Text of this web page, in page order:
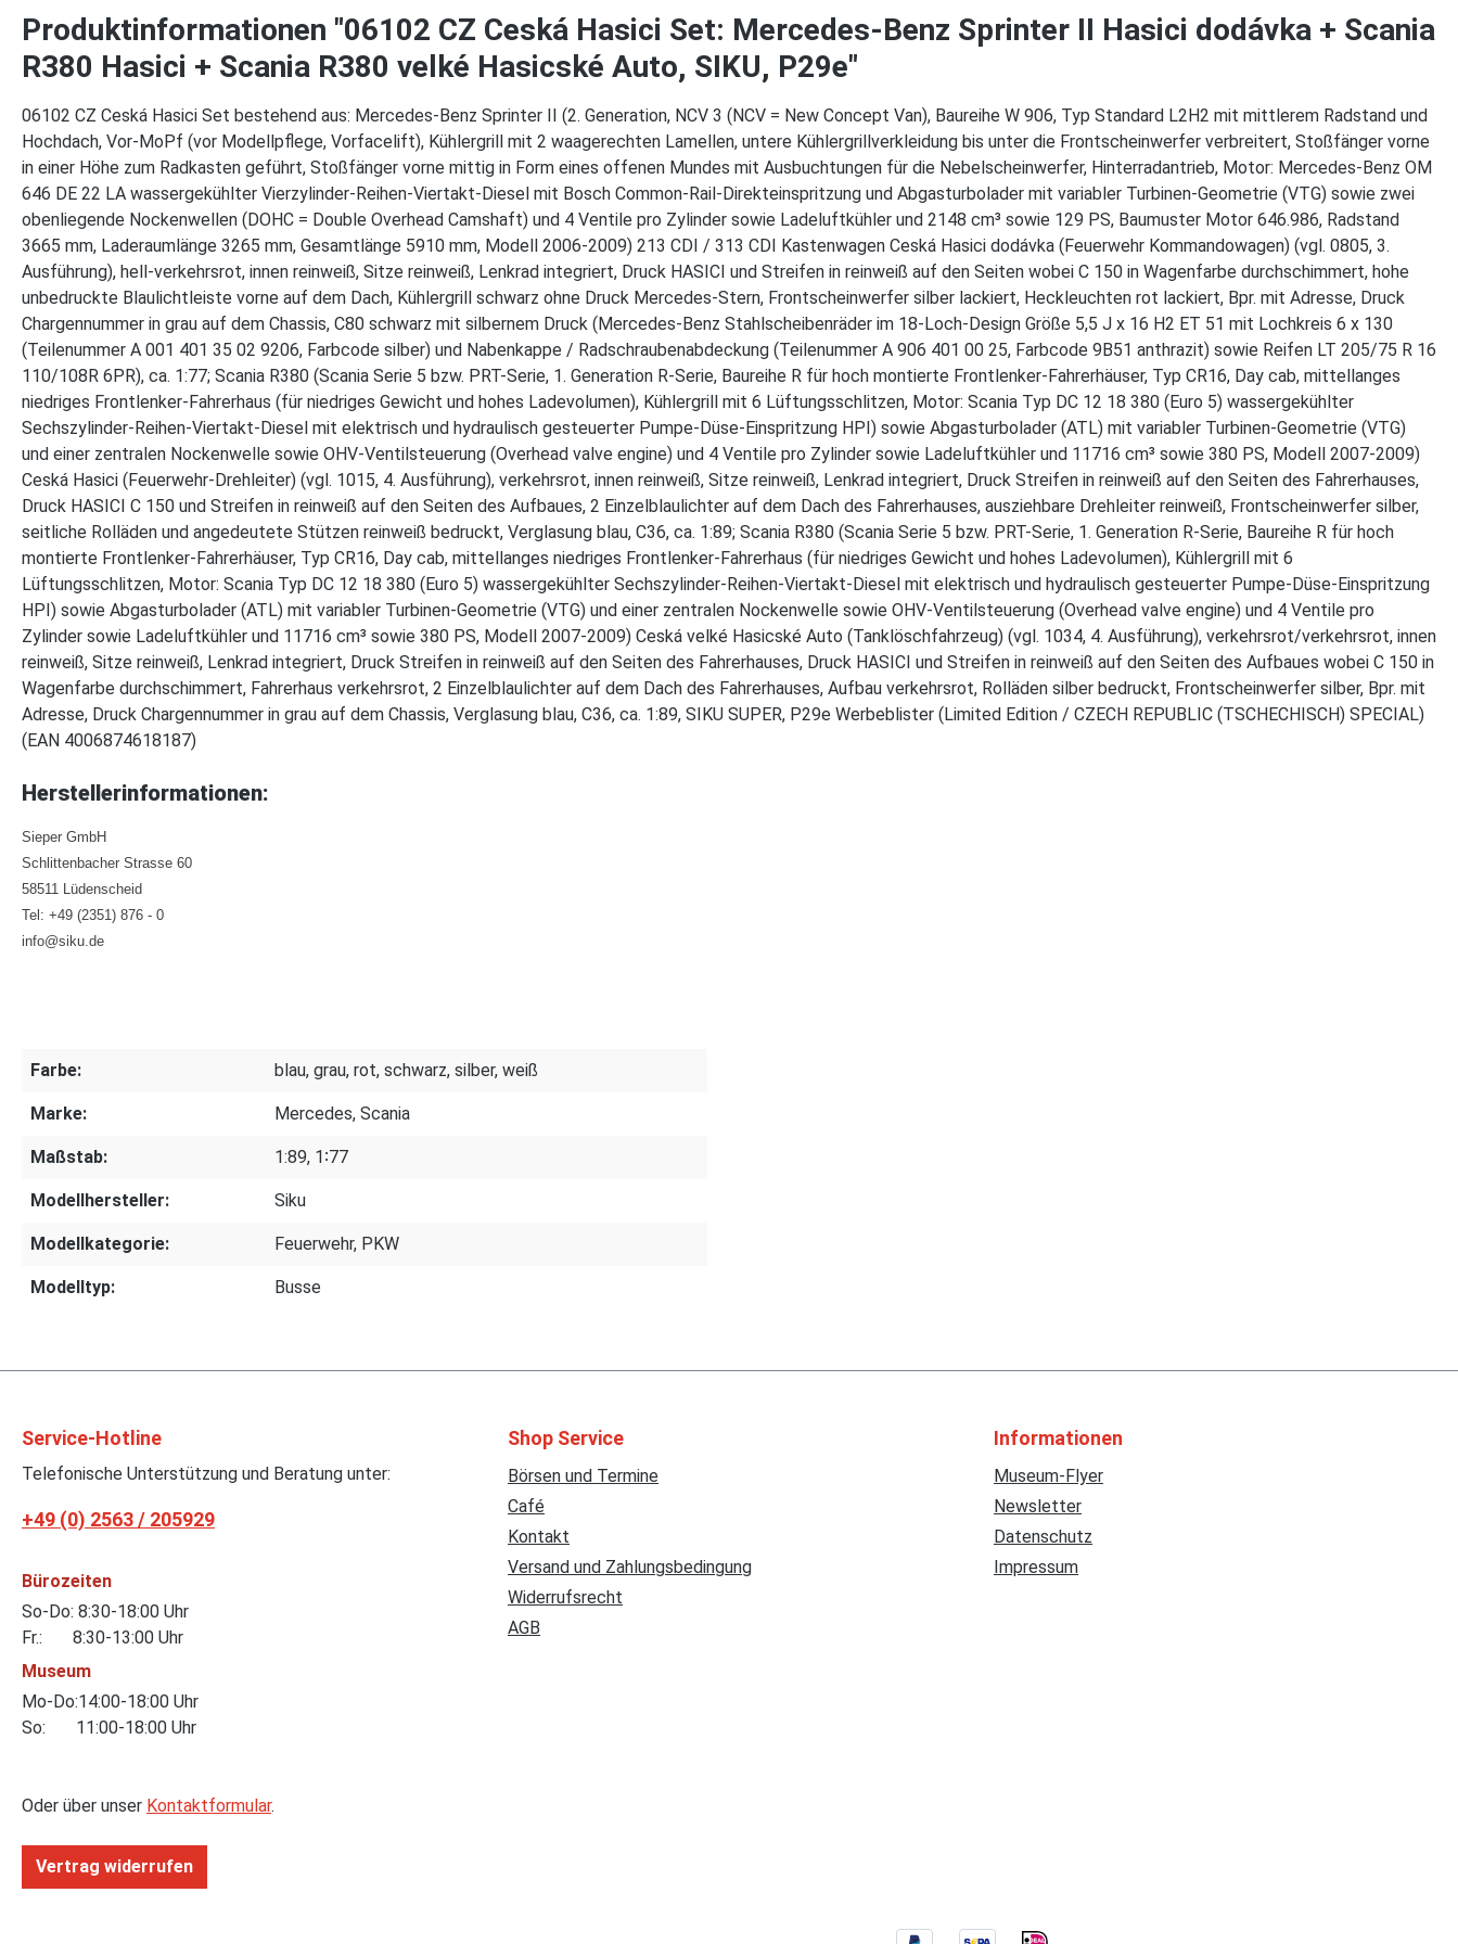
Produktinformationen "06102 CZ Ceská Hasici Set: Mercedes-Benz Sprinter II Hasici dodávka + Scania
R380 Hasici + Scania R380 velké Hasicské Auto, SIKU, P29e"
06102 CZ Ceská Hasici Set bestehend aus: Mercedes-Benz Sprinter II (2. Generation, NCV 3 (NCV = New Concept Van), Baureihe W 906, Typ Standard L2H2 mit mittlerem Radstand und
Hochdach, Vor-MoPf (vor Modellpflege, Vorfacelift), Kühlergrill mit 2 waagerechten Lamellen, untere Kühlergrillverkleidung bis unter die Frontscheinwerfer verbreitert, Stoßfänger vorne
in einer Höhe zum Radkasten geführt, Stoßfänger vorne mittig in Form eines offenen Mundes mit Ausbuchtungen für die Nebelscheinwerfer, Hinterradantrieb, Motor: Mercedes-Benz OM
646 DE 22 LA wassergekühlter Vierzylinder-Reihen-Viertakt-Diesel mit Bosch Common-Rail-Direkteinspritzung und Abgasturbolader mit variabler Turbinen-Geometrie (VTG) sowie zwei
obenliegende Nockenwellen (DOHC = Double Overhead Camshaft) und 4 Ventile pro Zylinder sowie Ladeluftkühler und 2148 cm³ sowie 129 PS, Baumuster Motor 646.986, Radstand
3665 mm, Laderaumlänge 3265 mm, Gesamtlänge 5910 mm, Modell 2006-2009) 213 CDI / 313 CDI Kastenwagen Ceská Hasici dodávka (Feuerwehr Kommandowagen) (vgl. 0805, 3.
Ausführung), hell-verkehrsrot, innen reinweiß, Sitze reinweiß, Lenkrad integriert, Druck HASICI und Streifen in reinweiß auf den Seiten wobei C 150 in Wagenfarbe durchschimmert, hohe
unbedruckte Blaulichtleiste vorne auf dem Dach, Kühlergrill schwarz ohne Druck Mercedes-Stern, Frontscheinwerfer silber lackiert, Heckleuchten rot lackiert, Bpr. mit Adresse, Druck
Chargennummer in grau auf dem Chassis, C80 schwarz mit silbernem Druck (Mercedes-Benz Stahlscheibenräder im 18-Loch-Design Größe 5,5 J x 16 H2 ET 51 mit Lochkreis 6 x 130
(Teilenummer A 001 401 35 02 9206, Farbcode silber) und Nabenkappe / Radschraubenabdeckung (Teilenummer A 906 401 00 25, Farbcode 9B51 anthrazit) sowie Reifen LT 205/75 R 16
110/108R 6PR), ca. 1:77; Scania R380 (Scania Serie 5 bzw. PRT-Serie, 1. Generation R-Serie, Baureihe R für hoch montierte Frontlenker-Fahrerhäuser, Typ CR16, Day cab, mittellanges
niedriges Frontlenker-Fahrerhaus (für niedriges Gewicht und hohes Ladevolumen), Kühlergrill mit 6 Lüftungsschlitzen, Motor: Scania Typ DC 12 18 380 (Euro 5) wassergekühlter
Sechszylinder-Reihen-Viertakt-Diesel mit elektrisch und hydraulisch gesteuerter Pumpe-Düse-Einspritzung HPI) sowie Abgasturbolader (ATL) mit variabler Turbinen-Geometrie (VTG)
und einer zentralen Nockenwelle sowie OHV-Ventilsteuerung (Overhead valve engine) und 4 Ventile pro Zylinder sowie Ladeluftkühler und 11716 cm³ sowie 380 PS, Modell 2007-2009)
Ceská Hasici (Feuerwehr-Drehleiter) (vgl. 1015, 4. Ausführung), verkehrsrot, innen reinweiß, Sitze reinweiß, Lenkrad integriert, Druck Streifen in reinweiß auf den Seiten des Fahrerhauses,
Druck HASICI C 150 und Streifen in reinweiß auf den Seiten des Aufbaues, 2 Einzelblaulichter auf dem Dach des Fahrerhauses, ausziehbare Drehleiter reinweiß, Frontscheinwerfer silber,
seitliche Rolläden und angedeutete Stützen reinweiß bedruckt, Verglasung blau, C36, ca. 1:89; Scania R380 (Scania Serie 5 bzw. PRT-Serie, 1. Generation R-Serie, Baureihe R für hoch
montierte Frontlenker-Fahrerhäuser, Typ CR16, Day cab, mittellanges niedriges Frontlenker-Fahrerhaus (für niedriges Gewicht und hohes Ladevolumen), Kühlergrill mit 6
Lüftungsschlitzen, Motor: Scania Typ DC 12 18 380 (Euro 5) wassergekühlter Sechszylinder-Reihen-Viertakt-Diesel mit elektrisch und hydraulisch gesteuerter Pumpe-Düse-Einspritzung
HPI) sowie Abgasturbolader (ATL) mit variabler Turbinen-Geometrie (VTG) und einer zentralen Nockenwelle sowie OHV-Ventilsteuerung (Overhead valve engine) und 4 Ventile pro
Zylinder sowie Ladeluftkühler und 11716 cm³ sowie 380 PS, Modell 2007-2009) Ceská velké Hasicské Auto (Tanklöschfahrzeug) (vgl. 1034, 4. Ausführung), verkehrsrot/verkehrsrot, innen
reinweiß, Sitze reinweiß, Lenkrad integriert, Druck Streifen in reinweiß auf den Seiten des Fahrerhauses, Druck HASICI und Streifen in reinweiß auf den Seiten des Aufbaues wobei C 150 in
Wagenfarbe durchschimmert, Fahrerhaus verkehrsrot, 2 Einzelblaulichter auf dem Dach des Fahrerhauses, Aufbau verkehrsrot, Rolläden silber bedruckt, Frontscheinwerfer silber, Bpr. mit
Adresse, Druck Chargennummer in grau auf dem Chassis, Verglasung blau, C36, ca. 1:89, SIKU SUPER, P29e Werbeblister (Limited Edition / CZECH REPUBLIC (TSCHECHISCH) SPECIAL)
(EAN 4006874618187)
Herstellerinformationen:
Sieper GmbH
Schlittenbacher Strasse 60
58511 Lüdenscheid
Tel: +49 (2351) 876 - 0
info@siku.de
Farbe: blau, grau, rot, schwarz, silber, weiß
Marke: Mercedes, Scania
Maßstab: 1:89, 1∶77
Modellhersteller: Siku
Modellkategorie: Feuerwehr, PKW
Modelltyp: Busse
Service-Hotline
Telefonische Unterstützung und Beratung unter:
+49 (0) 2563 / 205929
Bürozeiten
So-Do: 8:30-18:00 Uhr
Fr.: 8:30-13:00 Uhr
Museum
Mo-Do:14:00-18:00 Uhr
So: 11:00-18:00 Uhr
Oder über unser Kontaktformular.
Vertrag widerrufen
Shop Service
Börsen und Termine
Café
Kontakt
Versand und Zahlungsbedingung
Widerrufsrecht
AGB
Informationen
Museum-Flyer
Newsletter
Datenschutz
Impressum